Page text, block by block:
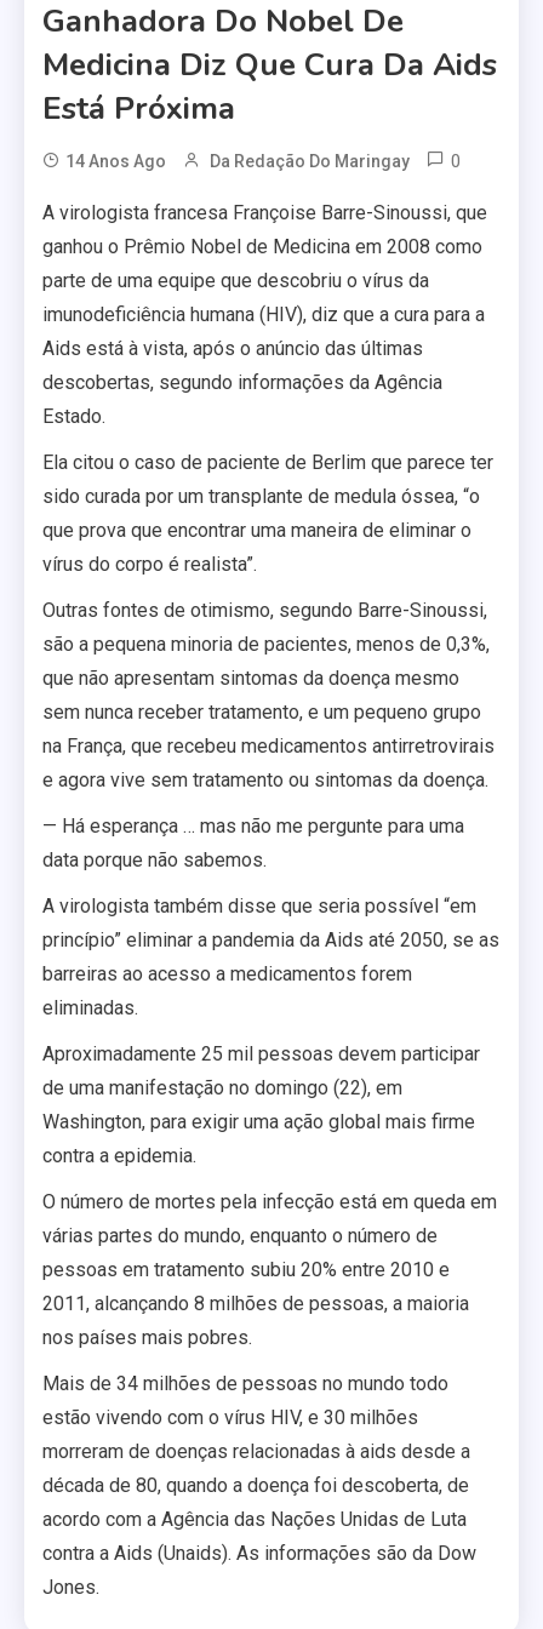
Ganhadora Do Nobel De
Medicina Diz Que Cura Da Aids
Está Próxima
14 Anos Ago Da Redação Do Maringay 0
A virologista francesa Françoise Barre-Sinoussi, que
ganhou o Prêmio Nobel de Medicina em 2008 como
parte de uma equipe que descobriu o vírus da
imunodeficiência humana (HIV), diz que a cura para a
Aids está à vista, após o anúncio das últimas
descobertas, segundo informações da Agência
Estado.
Ela citou o caso de paciente de Berlim que parece ter
sido curada por um transplante de medula óssea, “o
que prova que encontrar uma maneira de eliminar o
vírus do corpo é realista”.
Outras fontes de otimismo, segundo Barre-Sinoussi,
são a pequena minoria de pacientes, menos de 0,3%,
que não apresentam sintomas da doença mesmo
sem nunca receber tratamento, e um pequeno grupo
na França, que recebeu medicamentos antirretrovirais
e agora vive sem tratamento ou sintomas da doença.
— Há esperança … mas não me pergunte para uma
data porque não sabemos.
A virologista também disse que seria possível “em
princípio” eliminar a pandemia da Aids até 2050, se as
barreiras ao acesso a medicamentos forem
eliminadas.
Aproximadamente 25 mil pessoas devem participar
de uma manifestação no domingo (22), em
Washington, para exigir uma ação global mais firme
contra a epidemia.
O número de mortes pela infecção está em queda em
várias partes do mundo, enquanto o número de
pessoas em tratamento subiu 20% entre 2010 e
2011, alcançando 8 milhões de pessoas, a maioria
nos países mais pobres.
Mais de 34 milhões de pessoas no mundo todo
estão vivendo com o vírus HIV, e 30 milhões
morreram de doenças relacionadas à aids desde a
década de 80, quando a doença foi descoberta, de
acordo com a Agência das Nações Unidas de Luta
contra a Aids (Unaids). As informações são da Dow
Jones.